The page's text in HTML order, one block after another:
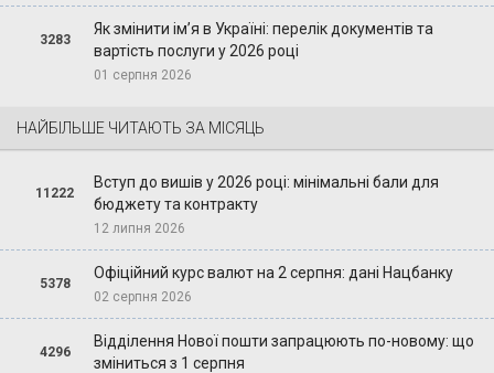
3283
Як змінити ім’я в Україні: перелік документів та
вартість послуги у 2026 році
01 серпня 2026
НАЙБІЛЬШЕ ЧИТАЮТЬ ЗА МІСЯЦЬ
11222
Вступ до вишів у 2026 році: мінімальні бали для
бюджету та контракту
12 липня 2026
5378
Офіційний курс валют на 2 серпня: дані Нацбанку
02 серпня 2026
4296
Відділення Нової пошти запрацюють по-новому: що
зміниться з 1 серпня